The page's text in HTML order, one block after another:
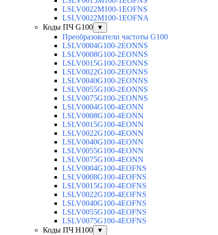
LSLV0022M100-1EOFNS
LSLV0022M100-1EOFNA
Коды ПЧ G100
▼
Преобразователи частоты G100
LSLV0004G100-2EONNS
LSLV0008G100-2EONNS
LSLV0015G100-2EONNS
LSLV0022G100-2EONNS
LSLV0040G100-2EONNS
LSLV0055G100-2EONNS
LSLV0075G100-2EONNS
LSLV0004G100-4EONN
LSLV0008G100-4EONN
LSLV0015G100-4EONN
LSLV0022G100-4EONN
LSLV0040G100-4EONN
LSLV0055G100-4EONN
LSLV0075G100-4EONN
LSLV0004G100-4EOFNS
LSLV0008G100-4EOFNS
LSLV0015G100-4EOFNS
LSLV0022G100-4EOFNS
LSLV0040G100-4EOFNS
LSLV0055G100-4EOFNS
LSLV0075G100-4EOFNS
Коды ПЧ H100
▼